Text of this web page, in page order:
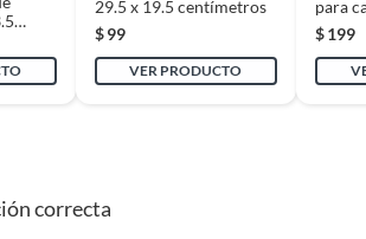
29.5 x 19.5 centímetros
$ 99
VER PRODUCTO
para
$199
correcta